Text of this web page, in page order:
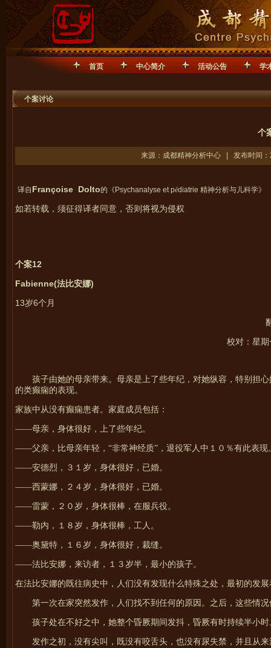
首页 中心简介 活动公告 学
个案讨论
个
来源：成都精神分析中心 | 发布时间
译自 Françoise Dolto的《 Psychanalyse et pédiatrie 精神分析与儿科学》
如若转载，须征得译者同意，否则将视为侵权
个案12
Fabienne(法比安娜)
13岁6个月
校对：星期一翻译
孩子由她的母亲带来。母亲是上了些年纪，对她纵容，特别担
的类癫痫的表现。
家族中从没有癫痫患者。家庭成员包括：
——母亲，身体很好，上了些年纪。
——父亲，比母亲年轻，“非常神经质”，退役军人中１０％有此表现
——安德烈，３１岁，身体很好，已婚。
——西蒙娜，２４岁，身体很好，已婚。
——雷蒙，２０岁，身体很棒，在服兵役。
——勒内，１８岁，身体很棒，工人。
——奥黛特，１６岁，身体很好，裁缝。
——法比安娜，来访者，１３岁半，最小的孩子。
在法比安娜的既往病史中，人们没有发现什么特殊之处，最初的发
第一次在家突然发作，人们找不到任何的原因。之后，这些情
孩子处在不好之中，她整个昏厥期间发抖，昏厥有时持续半小
发作之初，没有尖叫，既没有咬舌头，也没有尿失禁，并且从